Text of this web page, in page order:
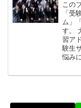
この
「受
ム」
す。
習ア
験生
悩み